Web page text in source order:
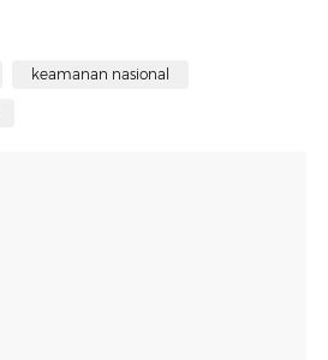
keamanan nasional